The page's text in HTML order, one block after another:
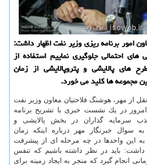
امور برنامه ریزی وزیر نفت اظهار داشت:
احتمالی جلوگیری نماییم استفاده از
های پالایشی و پتروپالایشی از زمان
از مهر، هوشنگ فلاحتیان معاون وزیر نفت
امروز در یك نشست خبری با تشریح برنامه
سرمایه گذاران در بخش پالایشی و
به سوال خبرنگار مهر درباره اینكه زمان
این واحدها در چه مرحله ای از پیشرفت
باید در نظر داشته باشیم كه تنفس
انجام گیرد كه منجر به ایجاد زمینه برای